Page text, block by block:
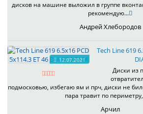
дисков на машине выложил в группе
рекомендую...
Андрей Хлебородов
12.07.2021
Tech Line 619
Диски из
подмосковью, избегаю ям и прч, диски не
пара травит по
Арчил